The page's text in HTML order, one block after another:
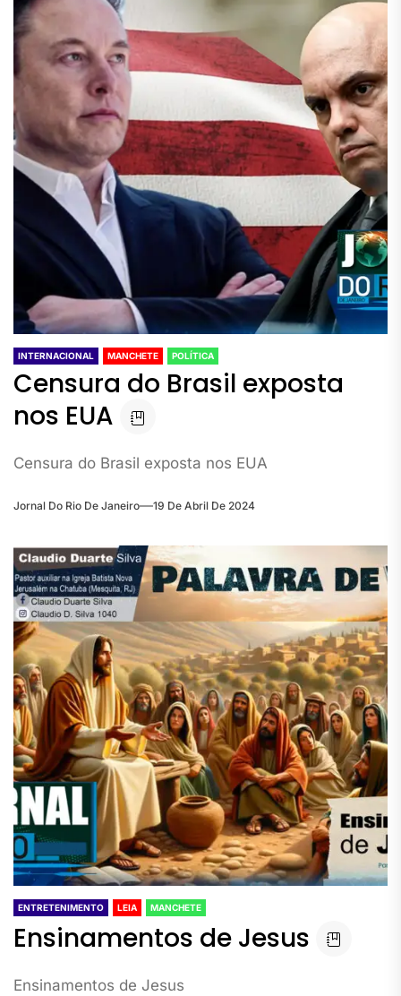
INTERNACIONAL MANCHETE POLÍTICA
Censura do Brasil exposta
nos EUA
Censura do Brasil exposta nos EUA
Jornal Do Rio De Janeiro 19 De Abril De 2024
ENTRETENIMENTO LEIA MANCHETE
Ensinamentos de Jesus
Ensinamentos de Jesus